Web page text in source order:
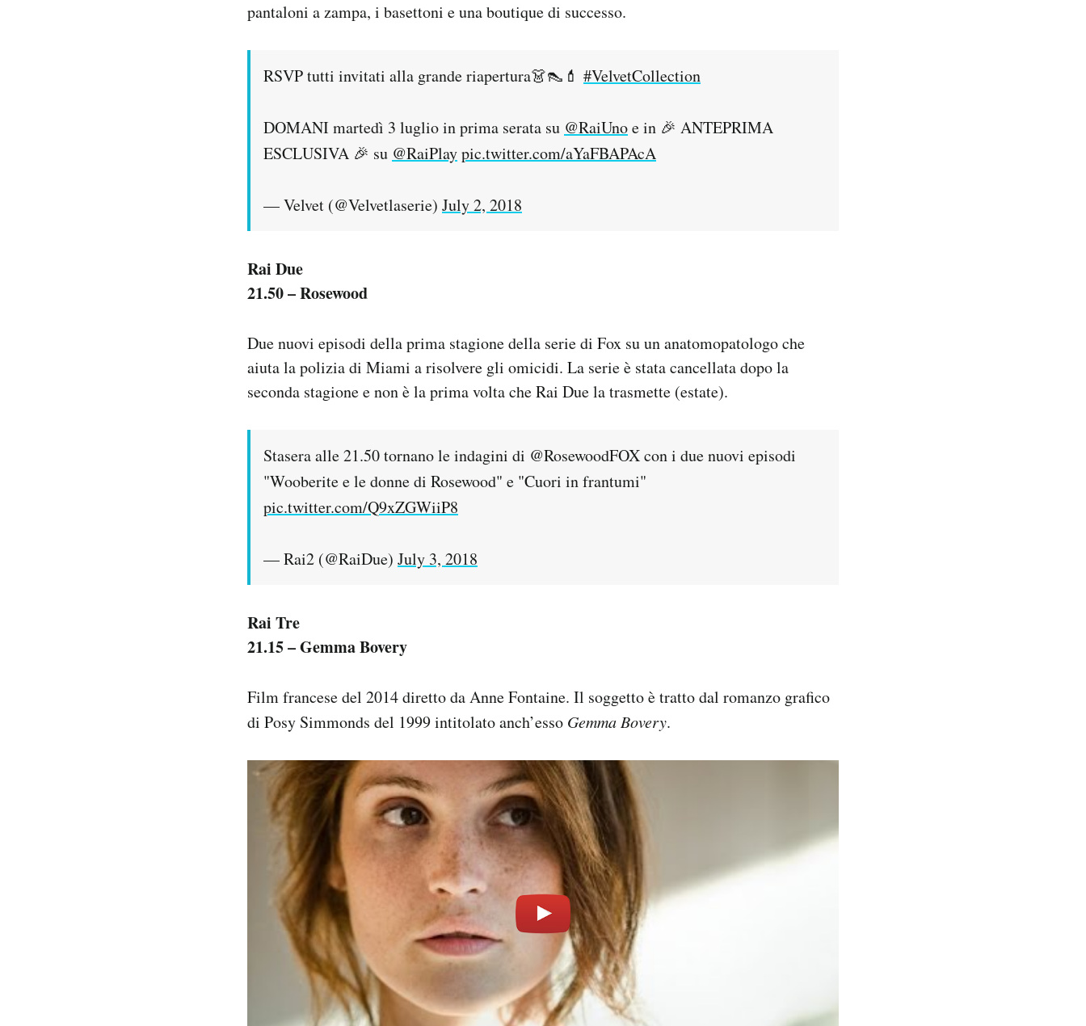
pantaloni a zampa, i basettoni e una boutique di successo.
RSVP tutti invitati alla grande riapertura👗👠💄 #VelvetCollection
DOMANI martedì 3 luglio in prima serata su @RaiUnoe in 🎉 ANTEPRIMA
ESCLUSIVA 🎉 su @RaiPlaypic.twitter.com/aYaFBAPAcA
— Velvet (@Velvetlaserie) July 2, 2018
Rai Due
21.50 – Rosewood
Due nuovi episodi della prima stagione della serie di Fox su un anatomopatologo che
aiuta la polizia di Miami a risolvere gli omicidi. La serie è stata cancellata dopo la
seconda stagione e non è la prima volta che Rai Due la trasmette (estate).
Stasera alle 21.50 tornano le indagini di @RosewoodFOX con i due nuovi episodi
"Wooberite e le donne di Rosewood" e "Cuori in frantumi"
pic.twitter.com/Q9xZGWiiP8
— Rai2 (@RaiDue) July 3, 2018
Rai Tre
21.15 – Gemma Bovery
Film francese del 2014 diretto da Anne Fontaine. Il soggetto è tratto dal romanzo grafico
di Posy Simmonds del 1999 intitolato anch’esso Gemma Bovery.